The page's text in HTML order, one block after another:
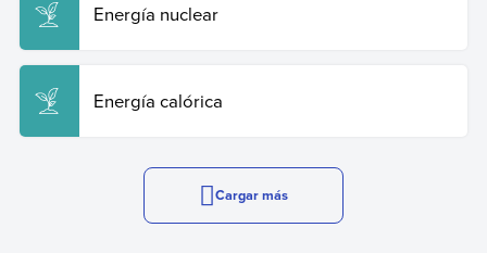
Energía nuclear
Energía calórica
Cargar más